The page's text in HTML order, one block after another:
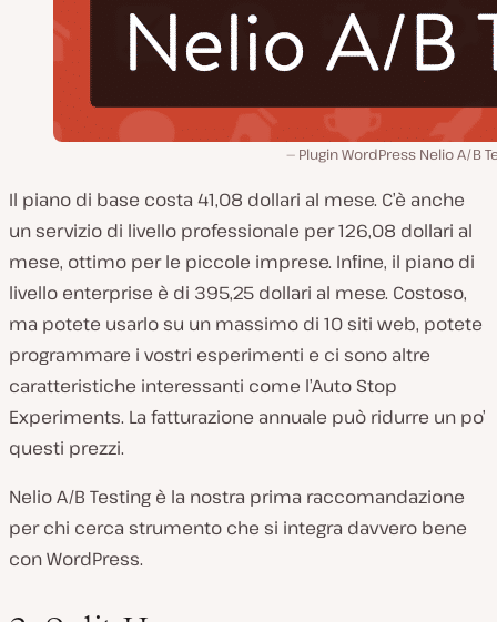
Plugin WordPress Nelio A/B
Il piano di base costa 41,08 dollari al mese. C’è anche
un servizio di livello professionale per 126,08 dollari al
mese, ottimo per le piccole imprese. Infine, il piano di
livello enterprise è di 395,25 dollari al mese. Costoso,
ma potete usarlo su un massimo di 10 siti web, potete
programmare i vostri esperimenti e ci sono altre
caratteristiche interessanti come l’Auto Stop
Experiments. La fatturazione annuale può ridurre un po’
questi prezzi.
Nelio A/B Testing è la nostra prima raccomandazione
per chi cerca strumento che si integra davvero bene
con WordPress.